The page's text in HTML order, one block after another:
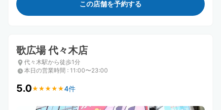
この店舗を予約する
歌広場 代々木店
代々木駅から徒歩1分
本日の営業時間 : 11:00〜23:00
5.0★ ★ ★ ★ ★
★ ★ ★ ★ ★4件